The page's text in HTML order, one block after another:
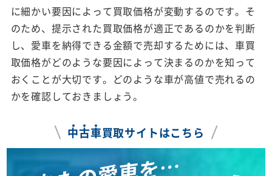
に細かい要因によって買取価格が変動するのです。そ
のため、提示された買取価格が適正であるのかを判断
し、愛車を納得できる金額で売却するためには、車買
取価格がどのような要因によって決まるのかを知って
おくことが大切です。どのような車が高値で売れるの
かを確認しておきましょう。
中古車買取サイトはこちら